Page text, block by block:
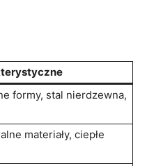
formy, stal nierdzewna,
materiały, ciepłe